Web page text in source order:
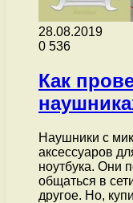
28.08.2019
0 536
Как
Наушники с
аксессуаров
ноутбука. Они
общаться в
другое. Но,